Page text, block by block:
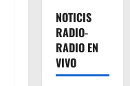
NOTICIS
RADIO-
RADIO EN
VIVO